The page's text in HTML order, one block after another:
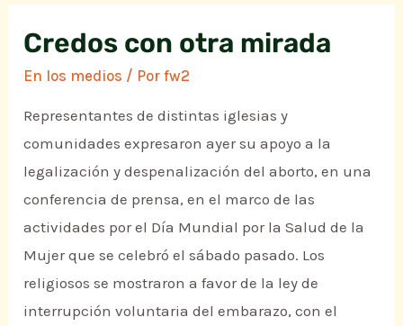
Credos con otra mirada
En los medios / Porfw2
Representantes de distintas iglesias y
comunidades expresaron ayer su apoyo a la
legalización y despenalización del aborto, en una
conferencia de prensa, en el marco de las
actividades por el Día Mundial por la Salud de la
Mujer que se celebró el sábado pasado. Los
religiosos se mostraron a favor de la ley de
interrupción voluntaria del embarazo, con el